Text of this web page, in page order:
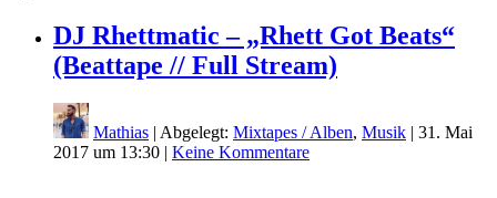
DJ Rhettmatic – „Rhett Got Beats“
(Beattape // Full Stream)
Mathias | Abgelegt: Mixtapes / Alben, Musik | 31. Mai
2017 um 13:30 | Keine Kommentare